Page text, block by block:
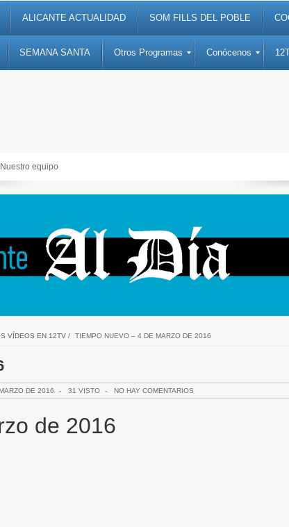
ALICANTE ACTUALIDAD SOM FILLS DEL POBLE
SEMANA SANTA Otros Programas Conócenos
Semana Santa
VÍDEOS EN 12TV/ TIEMPO NUEVO – 4 DE MARZO DE 2016
DE 2016 - 31 VISTO - NO HAY COMENTARIOS
de 2016